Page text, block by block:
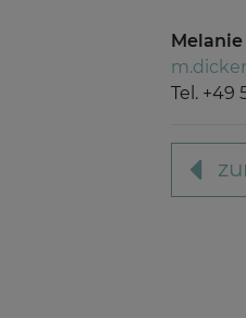
Tel. +49